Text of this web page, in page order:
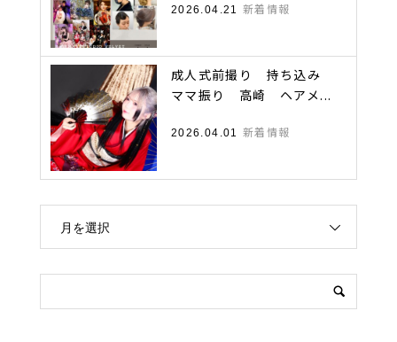
2026.04.21 新着情報
成人式前撮り 持ち込み
ママ振り 高崎 ヘアメ...
2026.04.01 新着情報
月を選択